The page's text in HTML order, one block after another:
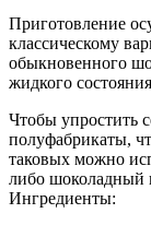
Приготовление
классическому
обыкновенного
жидкого
Чтобы упростить
полуфабрикаты,
таковых можно
либо шоколадный
Ингредиенты: